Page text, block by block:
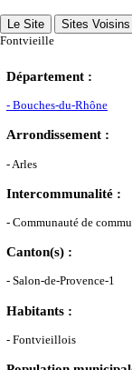
Le Site Sites Voisins
Fontvieille
Département :
- Bouches-du-Rhône
Arrondissement :
- Arles
Intercommunalité :
- Communauté de
Canton(s) :
- Salon-de-Provence-1
Habitants :
- Fontvieillois